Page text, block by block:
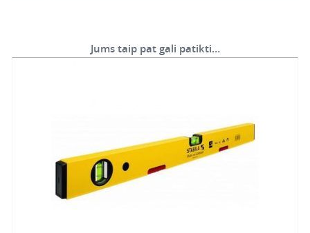
Jums taip pat gali patikti…